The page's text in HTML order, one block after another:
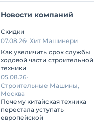
Новости компаний
Скидки
07.08.26 Хит Машинери
Как увеличить срок службы
ходовой части строительной
техники
05.08.26
Строительные Машины,
Москва
Почему китайская техника
перестала уступать
европейской